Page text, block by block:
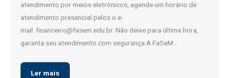
atendimento por meios eletrônicos, agende um horário de
atendimento presencial pelos o e-
mail: financeiro@fasem.edu.br. Não deixe para última hora,
garanta seu atendimento com segurança.A FaSeM…
Ler mais